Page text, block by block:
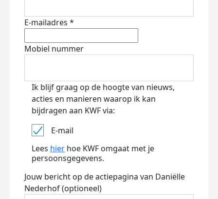
E-mailadres *
Mobiel nummer
Ik blijf graag op de hoogte van nieuws,
acties en manieren waarop ik kan
bijdragen aan KWF via:
E-mail
Lees hier hoe KWF omgaat met je
persoonsgegevens.
Jouw bericht op de actiepagina van Daniëlle
Nederhof (optioneel)